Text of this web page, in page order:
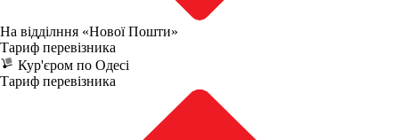
На відділння «Нової Пошти»
Тариф перевізника
Кур'єром по Одесі
Тариф перевізника